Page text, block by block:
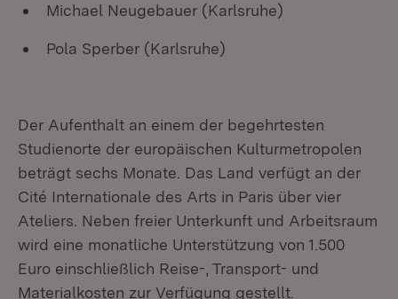
Michael Neugebauer (Karlsruhe)
Pola Sperber (Karlsruhe)
Der Aufenthalt an einem der begehrtesten
Studienorte der europäischen Kulturmetropolen
beträgt sechs Monate. Das Land verfügt an der
Cité Internationale des Arts in Paris über vier
Ateliers. Neben freier Unterkunft und Arbeitsraum
wird eine monatliche Unterstützung von 1.500
Euro einschließlich Reise-, Transport- und
Materialkosten zur Verfügung gestellt.